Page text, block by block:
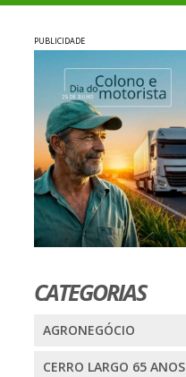
PUBLICIDADE
CATEGORIAS
AGRONEGÓCIO
CERRO LARGO 65 ANOS